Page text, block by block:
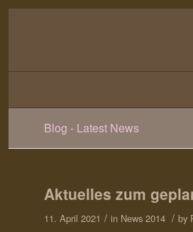
Blog - Latest News
Aktuelles zum
11. April 2021 / in News 2014 / by